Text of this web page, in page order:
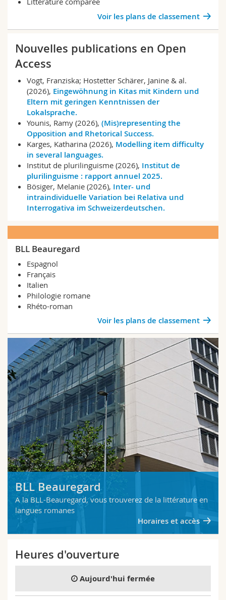
Voir les plans de classement
Nouvelles publications en Open
Access
Vogt, Franziska; Hostetter Schärer, Janine & al.
(2026), Eingewöhnung in Kitas mit Kindern und
Eltern mit geringen Kenntnissen der
Lokalsprache.
Younis, Ramy (2026), (Mis)representing the
Opposition and Rhetorical Success.
Karges, Katharina (2026), Modelling item difficulty
in several languages.
Institut de plurilinguisme (2026), Institut de
plurilinguisme : rapport annuel 2025.
Bösiger, Melanie (2026), Inter- und
intraindividuelle Variation bei Relativa und
Interrogativa im Schweizerdeutschen.
BLL Beauregard
Espagnol
Français
Italien
Philologie romane
Rhéto-roman
Voir les plans de classement
BLL Beauregard
A la BLL-Beauregard, vous trouverez de la littérature en
langues romanes
Horaires et accès
Heures d'ouverture
Aujourd'hui fermée